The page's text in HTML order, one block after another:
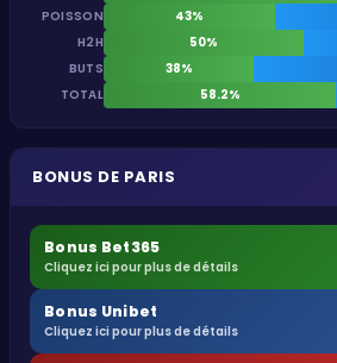
POISSON
43%
H2H
50%
BUTS
38%
TOTAL
58.2%
BONUS DE PARIS
Bonus Bet365
Cliquez ici pour plus de détails
Bonus Unibet
Cliquez ici pour plus de détails